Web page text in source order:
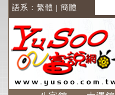
語系： 繁體 | 簡體